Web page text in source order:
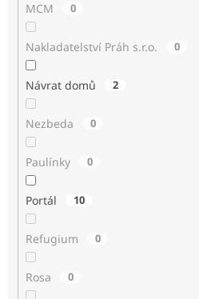
MCM 0
Nakladatelství Práh s.r.o. 0
Návrat domů 2
Nezbeda 0
Paulínky 0
Portál 10
Refugium 0
Rosa 0